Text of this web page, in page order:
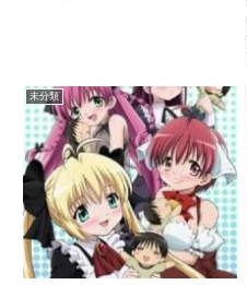
未分類